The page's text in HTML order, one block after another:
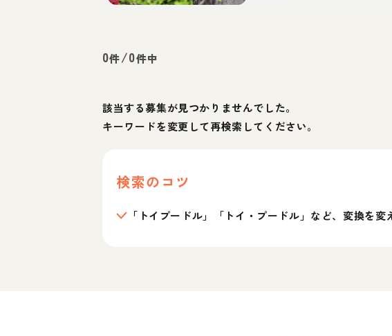
0件/0件中
該当する募集が見つかりませんでした。
キーワードを変更して再検索してください。
検索のコツ
「トイプードル」「トイ・プードル」など、変換を変